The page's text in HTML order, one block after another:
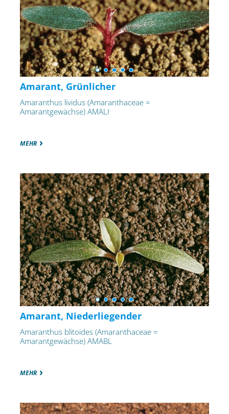
Amarant, Grünlicher
Amaranthus lividus (Amaranthaceae =
Amarantgewächse) AMALI
MEHR
Amarant, Niederliegender
Amaranthus blitoides (Amaranthaceae =
Amarantgewächse) AMABL
MEHR